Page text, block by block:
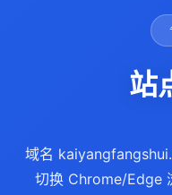
站
域名
切换 Chrome/Edge